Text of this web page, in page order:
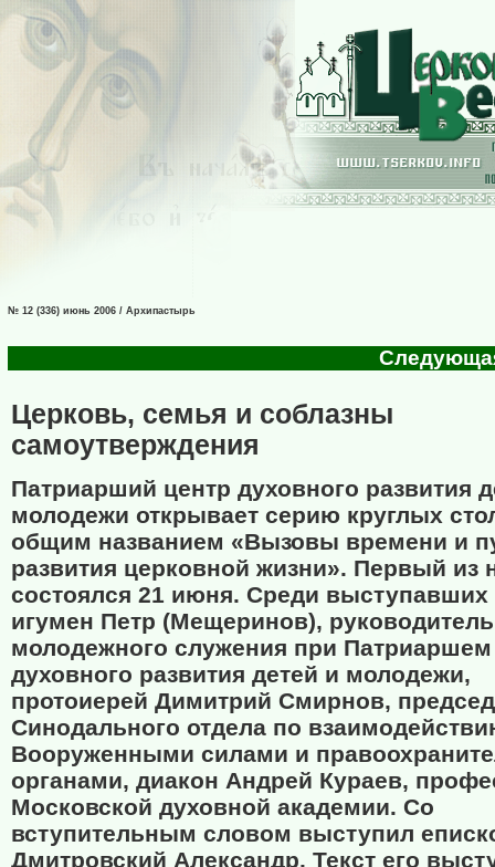
№ 12 (336) июнь 2006 / Архипастырь
Церковь, семья и соблазны
самоутверждения
Патриарший центр духовного развития
молодежи открывает серию круглых
общим названием «Вызовы времени и
развития церковной жизни». Первый из
состоялся 21 июня. Среди
игумен Петр (Мещеринов),
молодежного служения при Патриаршем
духовного развития детей и молодежи,
протоиерей Димитрий Смирнов,
Синодального отдела по
Вооруженными силами и
органами, диакон Андрей Кураев,
Московской духовной академии. Со
вступительным словом выступил
Дмитровский Александр. Текст его